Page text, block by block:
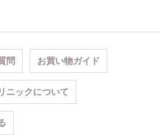
問 お買い物ガイド
ニックについて